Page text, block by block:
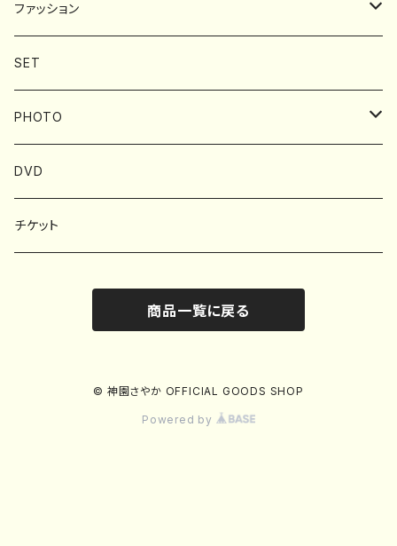
ファッション
BAG
Tシャツ
タオル
アクセサリー
SET
PHOTO
フォトブック
DVD
チケット
商品一覧に戻る
© 神園さやか OFFICIAL GOODS SHOP
Powered by